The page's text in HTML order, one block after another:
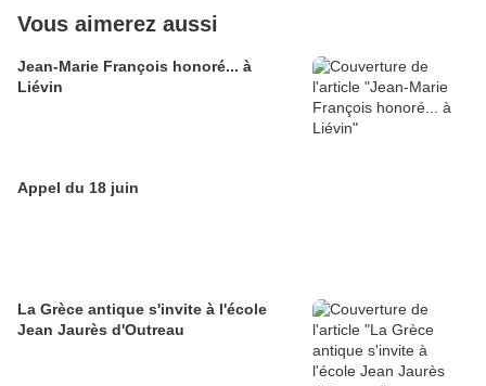
Vous aimerez aussi
Jean-Marie François honoré... à
Liévin
Appel du 18 juin
La Grèce antique s'invite à l'école
Jean Jaurès d'Outreau